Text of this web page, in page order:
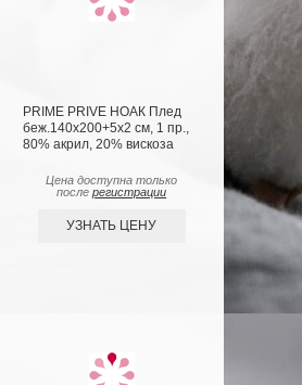
PRIME PRIVE НОАК Плед
беж.140х200+5х2 см, 1 пр.,
80% акрил, 20% вискоза
Цена доступна только
послерегистрации
УЗНАТЬ ЦЕНУ